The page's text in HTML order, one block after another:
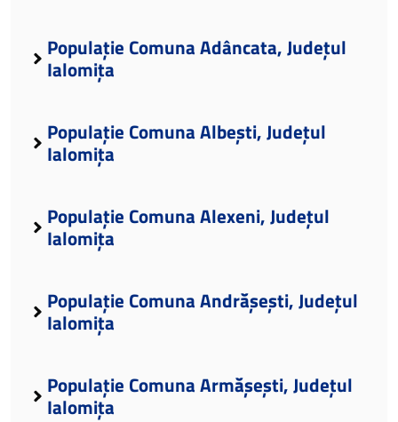
Populație Comuna Adâncata, Județul
Ialomița
Populație Comuna Albești, Județul
Ialomița
Populație Comuna Alexeni, Județul
Ialomița
Populație Comuna Andrășești, Județul
Ialomița
Populație Comuna Armășești, Județul
Ialomița